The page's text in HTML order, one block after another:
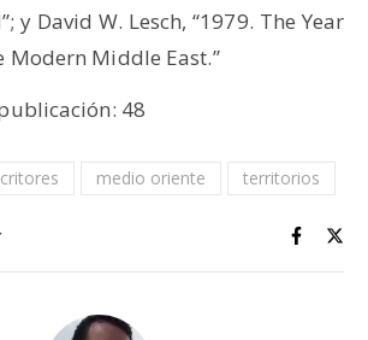
y David W. Lesch, “1979. The Year
Modern Middle East.”
48
medio oriente territorios